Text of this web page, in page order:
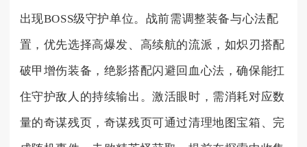
出现BOSS级守护单位。战前需调整装备与心法配
置，优先选择高爆发、高续航的流派，如炽刃搭配
破甲增伤装备，绝影搭配闪避回血心法，确保能扛
住守护敌人的持续输出。激活眼时，需消耗对应数
量的奇谋残页，奇谋残页可通过清理地图宝箱、完